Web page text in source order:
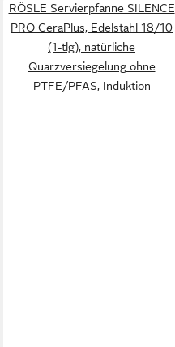
RÖSLE Servierpfanne SILENCE
PRO CeraPlus, Edelstahl 18/10
(1-tlg), natürliche
Quarzversiegelung ohne
PTFE/PFAS, Induktion